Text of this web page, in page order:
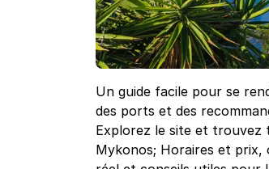
Un guide facile pour se
des ports et des
Explorez le site et trouvez
Mykonos; Horaires et prix,